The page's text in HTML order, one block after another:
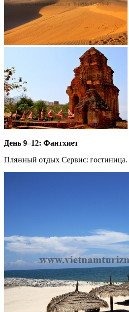
День 9–12: Фантхиет
Пляжный отдых Сервис: гостиница.